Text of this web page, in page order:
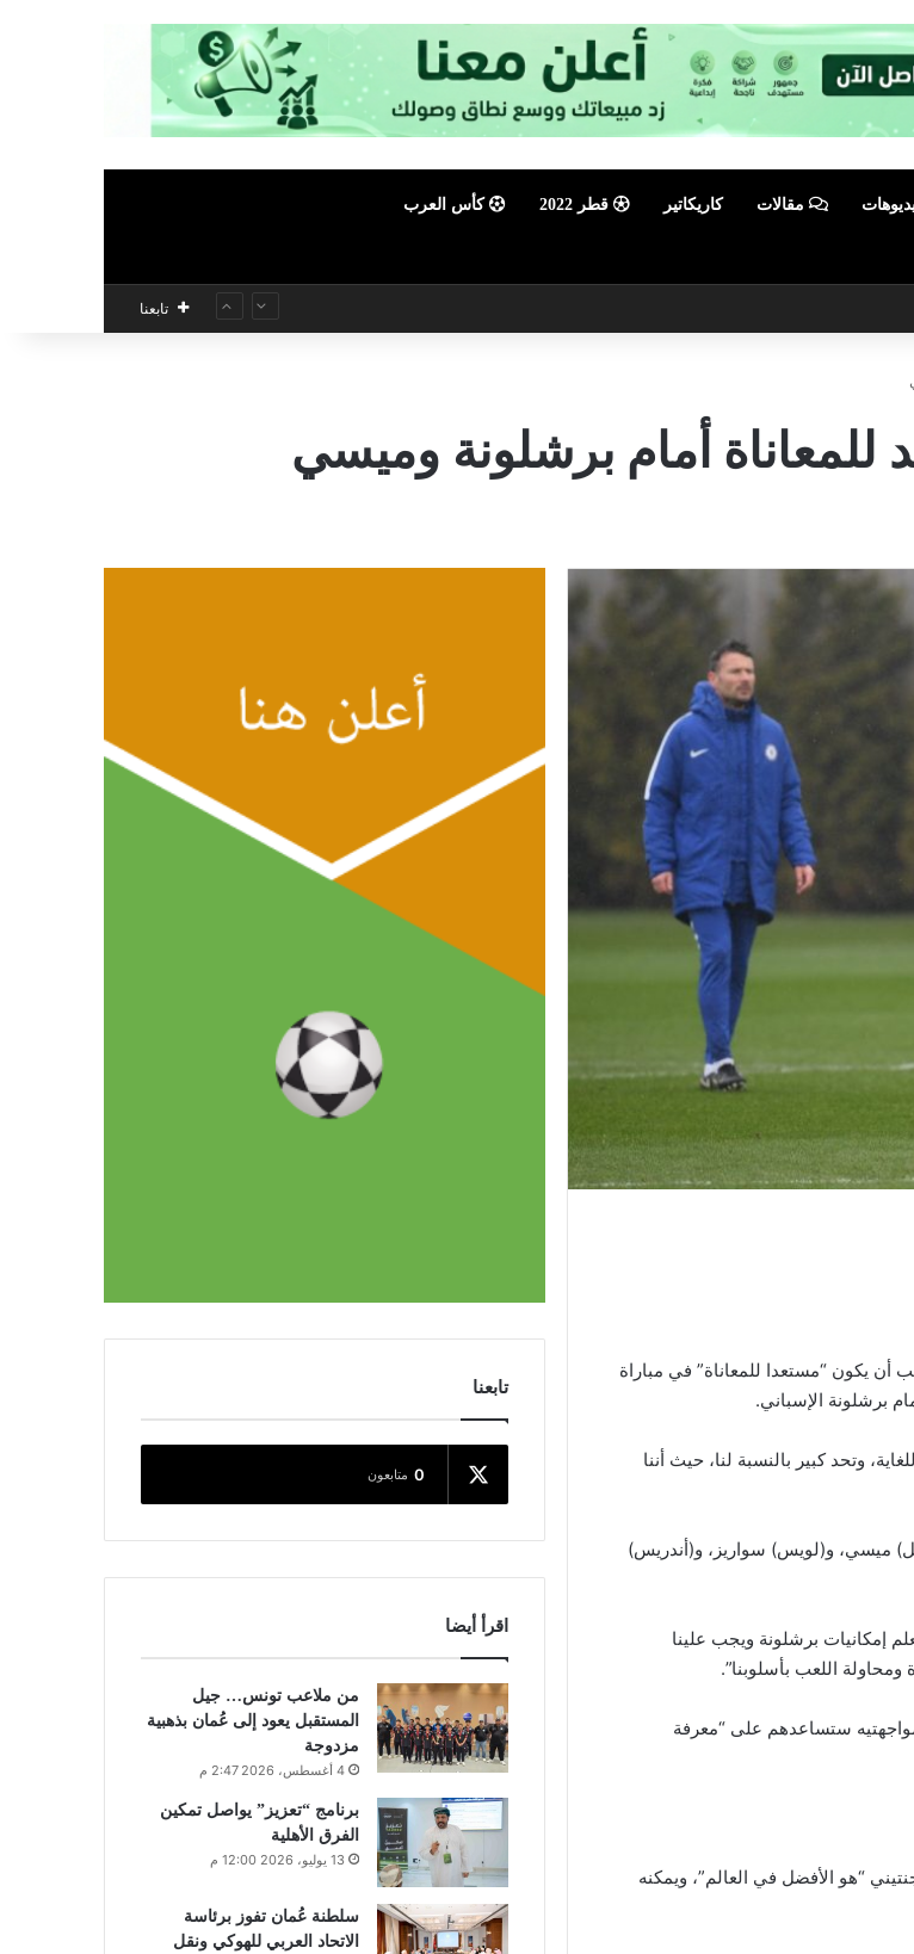
مقالات كاريكاتير قطر 2022 كأس العرب
تابعنا
أمام برشلونة وميسي
أن يكون “مستعدا للمعاناة” في مباراة
برشلونة الإسباني.
وتحد كبير بالنسبة لنا، حيث أننا
ميسي، و(لويس) سواريز، و(أندريس)
إمكانيات برشلونة ويجب علينا
ومحاولة اللعب بأسلوبنا”.
مواجهتيه ستساعدهم على “معرفة
“هو الأفضل في العالم”، ويمكنه
تابعنا
0 متابعون
اقرأ أيضا
من ملاعب تونس… جيل
المستقبل يعود إلى عُمان بذهبية
مزدوجة
4 أغسطس، 2026 2:47 م
برنامج “تعزيز” يواصل تمكين
الفرق الأهلية
13 يوليو، 2026 12:00 م
سلطنة عُمان تفوز برئاسة
الاتحاد العربي للهوكي ونقل